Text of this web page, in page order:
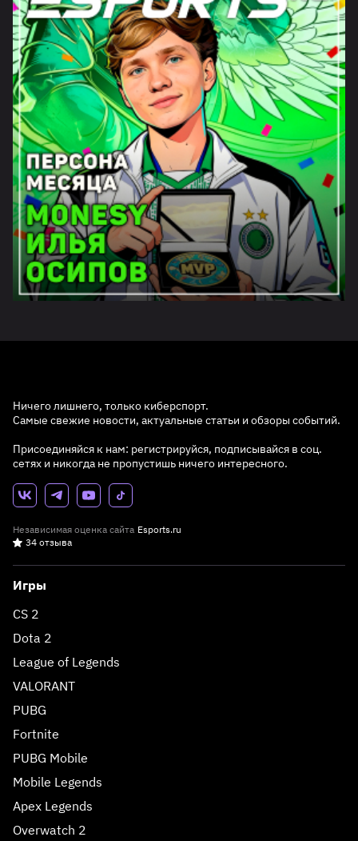
Ничего лишнего, только киберспорт.
Самые свежие новости, актуальные статьи и обзоры событий.
Присоединяйся к нам: регистрируйся, подписывайся в соц.
сетях и никогда не пропустишь ничего интересного.
Независимая оценка сайта Esports.ru
34 отзыва
Игры
CS 2
Dota 2
League of Legends
VALORANT
PUBG
Fortnite
PUBG Mobile
Mobile Legends
Apex Legends
Overwatch 2